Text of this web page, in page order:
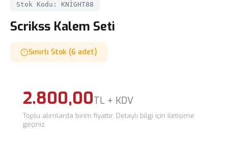
Stok Kodu: KNİGHT88
Scrikss Kalem Seti
Sınırlı Stok (6 adet)
2.800,00TL + KDV
Toplu alımlarda birim fiyattır. Detaylı bilgi için iletişime
geçiniz.